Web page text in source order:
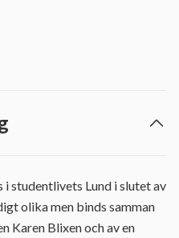
i studentlivets Lund i slutet av
olika men binds samman
Karen Blixen och av en